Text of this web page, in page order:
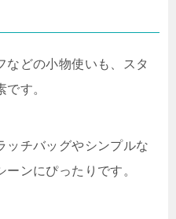
などの小物使いも、スタ
す。
ッチバッグやシンプルな
ンにぴったりです。